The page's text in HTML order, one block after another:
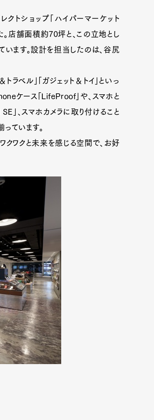
トショップ「ハイパーマーケット
店舗面積約70坪と、この立地とし
ます。設計を担当したのは、谷尻
ラベル」「ガジェット＆トイ」といっ
ケース「LifeProof」や、スマホと
、スマホカメラに取り付けること
ています。
クワクと未来を感じる空間で、お好